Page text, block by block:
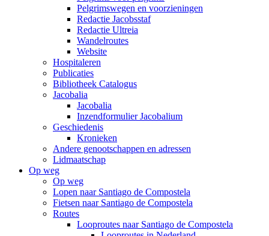
Pelgrimswegen en voorzieningen
Redactie Jacobsstaf
Redactie Ultreia
Wandelroutes
Website
Hospitaleren
Publicaties
Bibliotheek Catalogus
Jacobalia
Jacobalia
Inzendformulier Jacobalium
Geschiedenis
Kronieken
Andere genootschappen en adressen
Lidmaatschap
Op weg
Op weg
Lopen naar Santiago de Compostela
Fietsen naar Santiago de Compostela
Routes
Looproutes naar Santiago de Compostela